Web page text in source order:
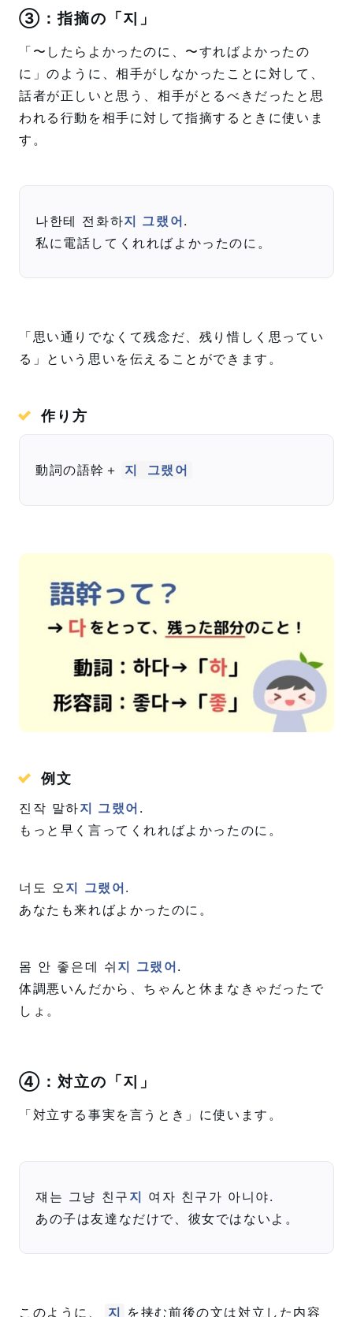
③：指摘の「지」
「〜したらよかったのに、〜すればよかったの
に」のように、相手がしなかったことに対して、
話者が正しいと思う、相手がとるべきだったと思
われる行動を相手に対して指摘するときに使いま
す。
나한테 전화하지 그랬어 .
私に電話してくれればよかったのに。
「思い通りでなくて残念だ、残り惜しく思ってい
る」という思いを伝えることができます。
作り方
動詞の語幹＋ 지 그랬어
例文
진작 말하지 그랬어 .
もっと早く言ってくれればよかったのに。
너도 오 지 그랬어.
あなたも来ればよかったのに。
몸 안 좋은데 쉬 지 그랬어 .
体調悪いんだから、ちゃんと休まなきゃだったで
しょ。
④：対立の「지」
「対立する事実を言うとき」に使います。
쟤는 그냥 친구 지 여자 친구가 아니야.
あの子は友達なだけで、彼女ではないよ。
このように、 지 を挟む前後の文は対立した内容